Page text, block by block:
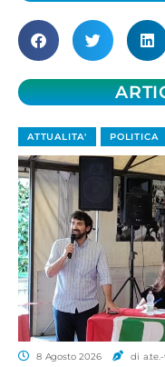
ATTUALITA' POLITICA
8 Agosto 2026 di a.te.-